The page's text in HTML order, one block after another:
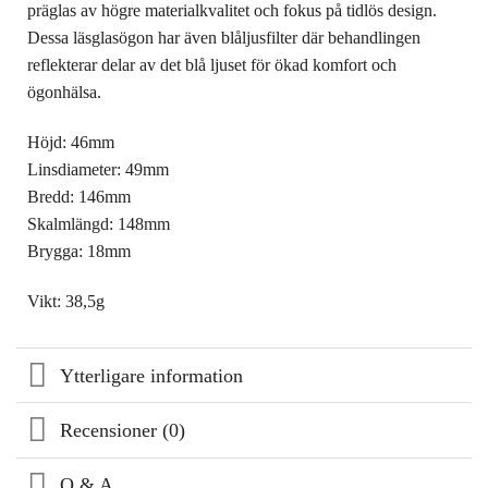
präglas av högre materialkvalitet och fokus på tidlös design.
Dessa läsglasögon har även blåljusfilter där behandlingen
reflekterar delar av det blå ljuset för ökad komfort och
ögonhälsa.
Höjd: 46mm
Linsdiameter: 49mm
Bredd: 146mm
Skalmlängd: 148mm
Brygga: 18mm
Vikt: 38,5g
Ytterligare information
Recensioner (0)